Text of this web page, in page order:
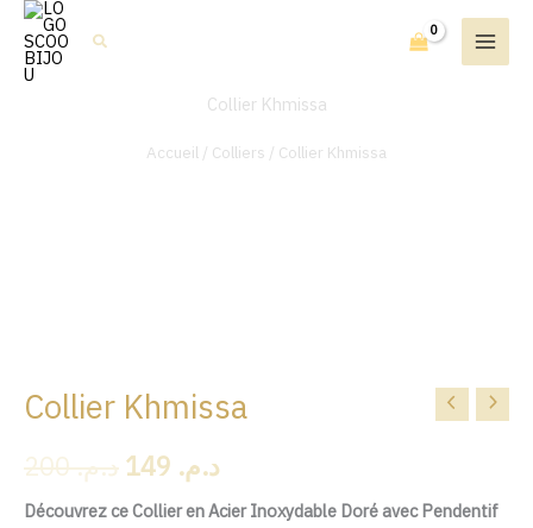
Aller
contenu
Rechercher
Collier Khmissa
Accueil / Colliers / Collier Khmissa
Collier Khmissa
د.م.200
Le
prix
initial
د.م.
Le
actuel
Découvrez ce Collier en Acier Inoxydable Doré avec Pendentif
quantité
Collier
Khmissa